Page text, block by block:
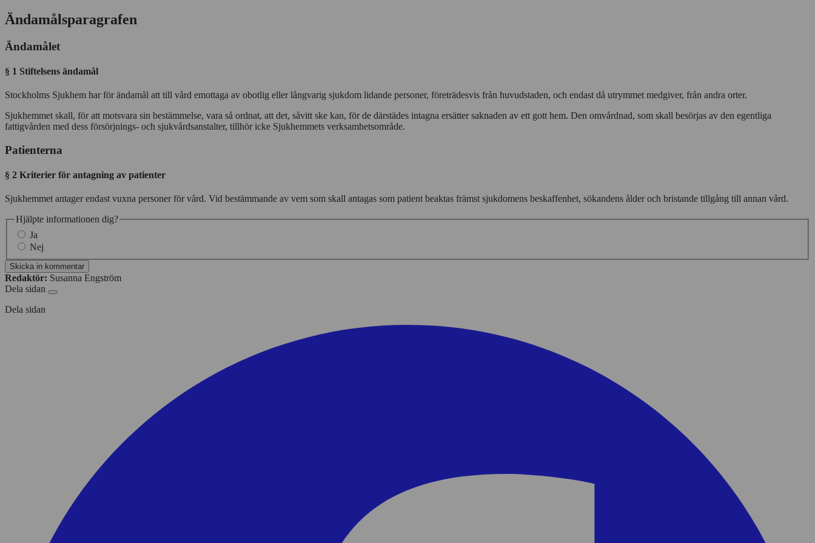
Ändamålsparagrafen
Ändamålet
§ 1 Stiftelsens ändamål
Stockholms Sjukhem har för ändamål att till vård emottaga av obotlig eller långvarig sjukdom lidande personer, företrädesvis från huvudstaden, och endast då utrymmet medgiver, från andra orter.
Sjukhemmet skall, för att motsvara sin bestämmelse, vara så ordnat, att det, såvitt ske kan, för de därstädes intagna ersätter saknaden av ett gott hem. Den omvårdnad, som skall besörjas av den egentliga
fattigvården med dess försörjnings- och sjukvårdsanstalter, tillhör icke Sjukhemmets verksamhetsområde.
Patienterna
§ 2 Kriterier för antagning av patienter
Sjukhemmet antager endast vuxna personer för vård. Vid bestämmande av vem som skall antagas som patient beaktas främst sjukdomens beskaffenhet, sökandens ålder och bristande tillgång till annan vård.
Hjälpte informationen dig?
Ja
Nej
Skicka in kommentar
Redaktör: Susanna Engström
Dela sidan
Dela sidan